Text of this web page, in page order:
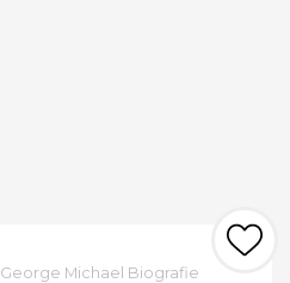
George Michael Biografie